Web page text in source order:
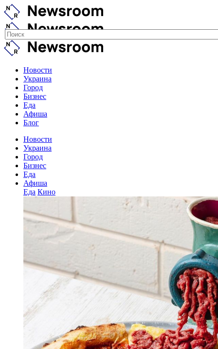
Новости
Украина
Город
Бизнес
Еда
Афиша
Блог
Новости
Украина
Город
Бизнес
Еда
Афиша
Еда Кино